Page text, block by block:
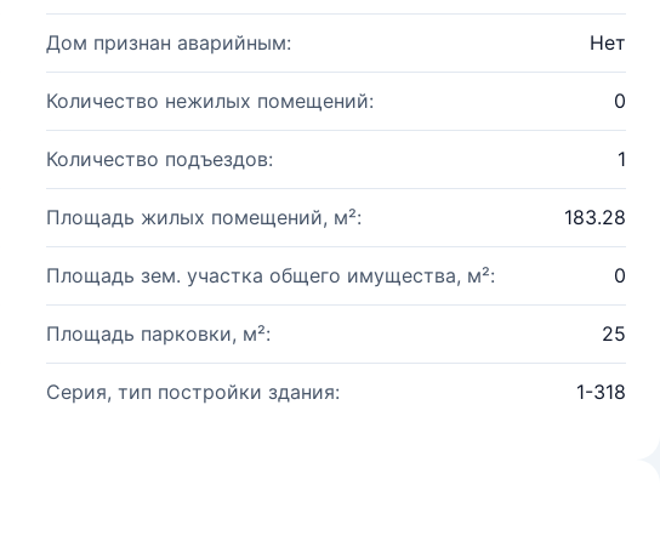
Дом признан аварийным: Нет
Количество нежилых помещений: 0
Количество подъездов: 1
Площадь жилых помещений, м²: 183.28
Площадь зем. участка общего имущества, м²: 0
Площадь парковки, м²: 25
Серия, тип постройки здания: 1-318